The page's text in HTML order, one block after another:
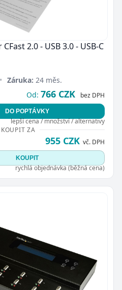
2.0 - USB 3.0 - USB-C
• Záruka: 24 měs.
Od: 766 CZK bez DPH
DO POPTÁVKY
lepší cena / množství / alternativy
ZA
955 CZK vč. DPH
KOUPIT
rychlá objednávka (běžná cena)